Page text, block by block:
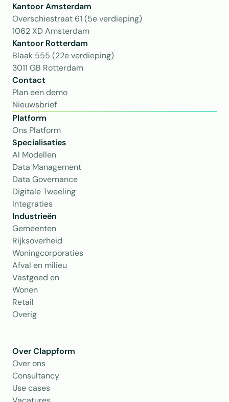
Kantoor Amsterdam
Overschiestraat 61 (5e verdieping)
1062 XD Amsterdam
Kantoor Rotterdam
Blaak 555 (22e verdieping)
3011 GB Rotterdam
Contact
Plan een demo
Nieuwsbrief
Platform
Ons Platform
Specialisaties
AI Modellen
Data Management
Data Governance
Digitale Tweeling
Integraties
Industrieën
Gemeenten
Rijksoverheid
Woningcorporaties
Afval en milieu
Vastgoed en
Wonen
Retail
Overig
Over Clappform
Over ons
Consultancy
Use cases